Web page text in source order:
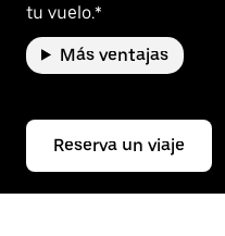
tu vuelo.*
Más ventajas
Reserva un viaje